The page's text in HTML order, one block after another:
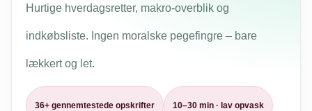
Hurtige hverdagsretter, makro-overblik og
indkøbsliste. Ingen moralske pegefingre – bare
lækkert og let.
36+ gennemtestede opskrifter 10–30 min · lav opvask